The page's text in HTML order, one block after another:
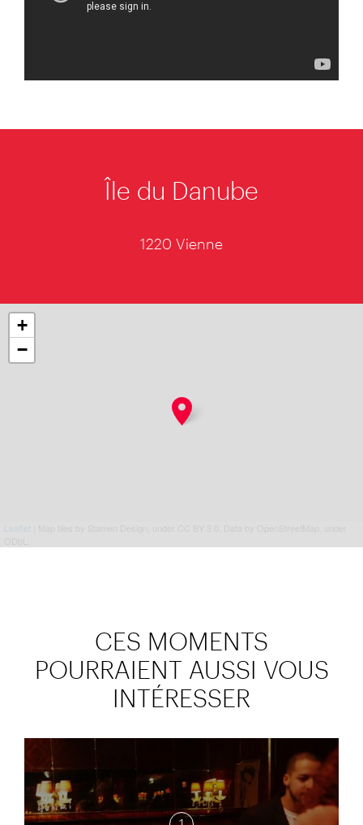
Île du Danube
1220 Vienne
+
−
Leaflet
CES MOMENTS
POURRAIENT AUSSI VOUS
INTÉRESSER